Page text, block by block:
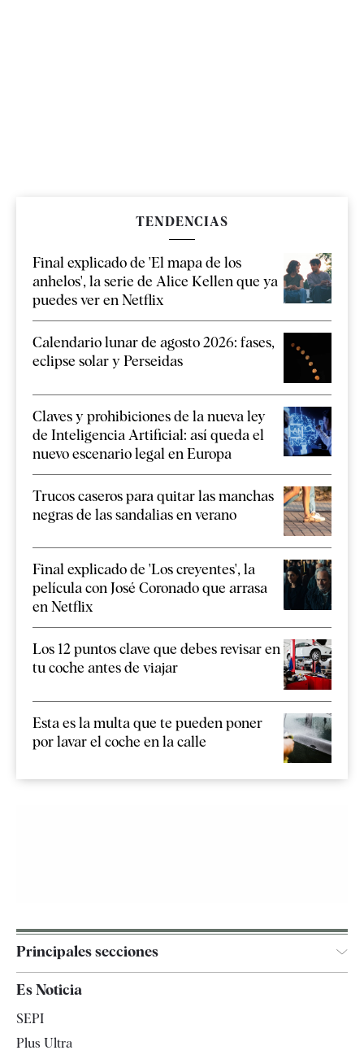
TENDENCIAS
Final explicado de 'El mapa de los
anhelos', la serie de Alice Kellen que ya
puedes ver en Netflix
Calendario lunar de agosto 2026: fases,
eclipse solar y Perseidas
Claves y prohibiciones de la nueva ley
de Inteligencia Artificial: así queda el
nuevo escenario legal en Europa
Trucos caseros para quitar las manchas
negras de las sandalias en verano
Final explicado de 'Los creyentes', la
película con José Coronado que arrasa
en Netflix
Los 12 puntos clave que debes revisar en
tu coche antes de viajar
Esta es la multa que te pueden poner
por lavar el coche en la calle
Principales secciones
España
Es Noticia
SEPI
Plus Ultra